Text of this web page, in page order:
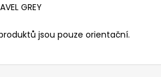
GREY
jsou pouze orientační.